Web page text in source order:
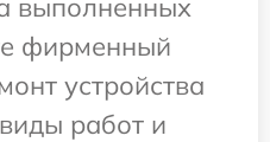
выполненных
фирменный
устройства
работ и